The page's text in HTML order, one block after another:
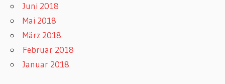
Juni 2018
Mai 2018
März 2018
Februar 2018
Januar 2018